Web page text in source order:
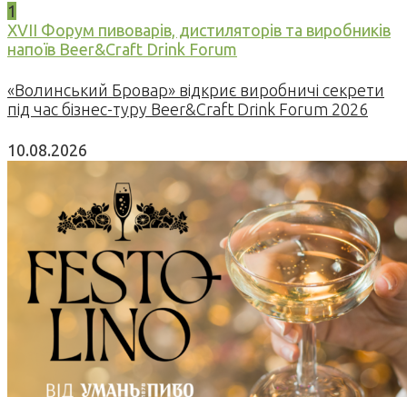
1
XVII Форум пивоварів, дистиляторів та виробників
напоїв Beer&Craft Drink Forum
«Волинський Бровар» відкриє виробничі секрети
під час бізнес-туру Beer&Craft Drink Forum 2026
10.08.2026